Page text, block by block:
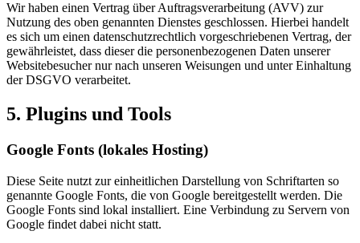
Wir haben einen Vertrag über Auftragsverarbeitung (AVV) zur
Nutzung des oben genannten Dienstes geschlossen. Hierbei handelt
es sich um einen datenschutzrechtlich vorgeschriebenen Vertrag, der
gewährleistet, dass dieser die personenbezogenen Daten unserer
Websitebesucher nur nach unseren Weisungen und unter Einhaltung
der DSGVO verarbeitet.
5. Plugins und Tools
Google Fonts (lokales Hosting)
Diese Seite nutzt zur einheitlichen Darstellung von Schriftarten so
genannte Google Fonts, die von Google bereitgestellt werden. Die
Google Fonts sind lokal installiert. Eine Verbindung zu Servern von
Google findet dabei nicht statt.